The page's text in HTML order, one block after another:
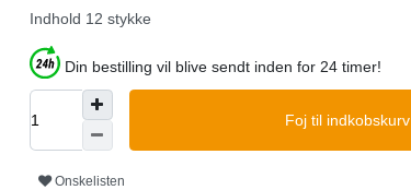
Indhold 12 stykke
Din bestilling vil blive sendt inden for 24 timer!
Foj til indkobskurv
Onskelisten